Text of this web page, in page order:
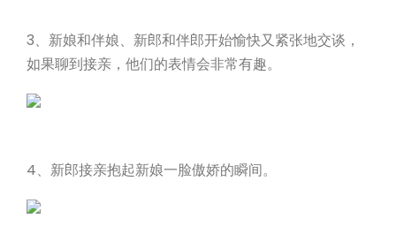
3、新娘和伴娘、新郎和伴郎开始愉快又紧张地交谈，
如果聊到接亲，他们的表情会非常有趣。
4、新郎接亲抱起新娘一脸傲娇的瞬间。